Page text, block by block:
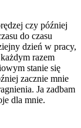
czy później
do czasu
dzień w pracy,
razem
stanie się
zacznie mnie
Ja zadbam
dla mnie.